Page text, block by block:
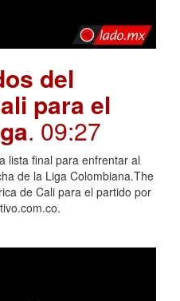
del
para el
. 09:27
lista final para enfrentar al
de la Liga Colombiana.The
de Cali para el partido por